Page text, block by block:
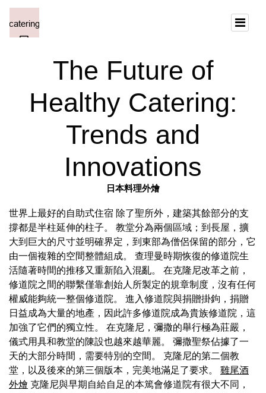
The Future of
Healthy Catering:
Trends and
Innovations
日本料理外燴
世界上最好的自助式住宿 除了聖所外，建築其餘部分的支
撐都是半柱延伸的柱子。 教堂分為兩個區域；到長屋，擴
大到巨大的尺寸並明確界定，到東部為僧侶保留的部分，它
由一個複雜的空間整體組成。 查理曼時期恢復的修道院生
活隨著時間的推移又重新陷入混亂。 在克隆尼改革之前，
修道院之間的聯繫僅靠創始人所製定的規章制度，沒有任何
權威能夠統一整個修道院。 進入修道院與捐贈掛鉤，捐贈
日益成為大量的地產，因此許多修道院成為貴族修道院，這
加強了它們的獨立性。 在克隆尼，彌撒的舉行極為莊嚴，
儀式用具和教堂的陳設也越來越華麗。 彌撒聖祭佔據了一
天的大部分時間，需要特別的空間。 克隆尼的第二個教
堂，以及後來的第三個版本，完美地滿足了要求。 雞尾酒
外燴 克隆尼與早期自給自足的本篤會修道院有很大不同，